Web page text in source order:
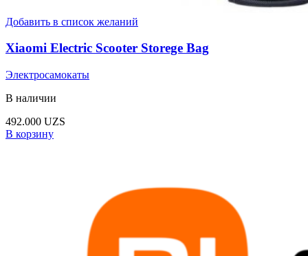
Добавить в список желаний
Xiaomi Electric Scooter Storege Bag
Электросамокаты
В наличии
492.000 UZS
В корзину